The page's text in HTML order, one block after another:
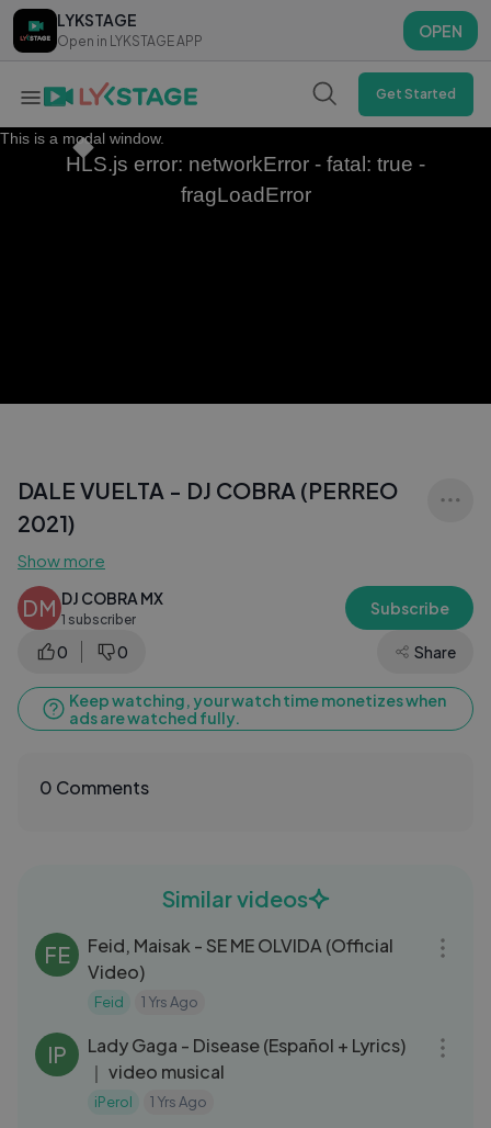
LYKSTAGE
Open in LYKSTAGE APP
OPEN
LYKSTAGE
Open in LYKSTAGE APP
OPEN
Get Started
This is a modal window.
HLS.js error: networkError - fatal: true -
fragLoadError
DALE VUELTA - DJ COBRA (PERREO
2021)
Show more
DM DJ COBRA MX
1 subscriber
Subscribe
0 0 Share
Keep watching, your watch time monetizes when
ads are watched fully.
0 Comments
Similar videos
FE
Feid, Maisak - SE ME OLVIDA (Official
Video)
Feid 1 Yrs Ago
IP
Lady Gaga - Disease (Español + Lyrics)
｜ video musical
iPerol 1 Yrs Ago